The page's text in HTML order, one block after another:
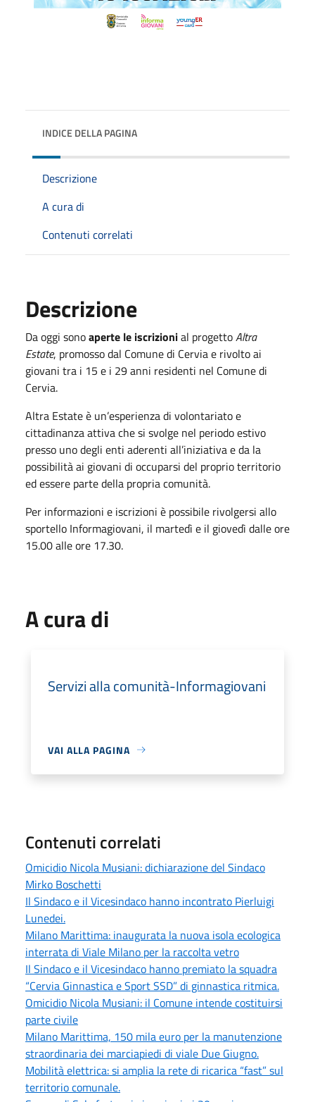
INDICE DELLA PAGINA
Descrizione
A cura di
Contenuti correlati
Descrizione
Da oggi sonoaperte le iscrizionial progettoAltra
Estate, promosso dal Comune di Cervia e rivolto ai
giovani tra i 15 e i 29 anni residenti nel Comune di
Cervia.
Altra Estate è un’esperienza di volontariato e
cittadinanza attiva che si svolge nel periodo estivo
presso uno degli enti aderenti all’iniziativa e da la
possibilità ai giovani di occuparsi del proprio territorio
ed essere parte della propria comunità.
Per informazioni e iscrizioni è possibile rivolgersi allo
sportello Informagiovani, il martedì e il giovedì dalle ore
15.00 alle ore 17.30.
A cura di
Servizi alla comunità-Informagiovani
VAI ALLA PAGINA
Contenuti correlati
Omicidio Nicola Musiani: dichiarazione del Sindaco
Mirko Boschetti
Il Sindaco e il Vicesindaco hanno incontrato Pierluigi
Lunedei.
Milano Marittima: inaugurata la nuova isola ecologica
interrata di Viale Milano per la raccolta vetro
Il Sindaco e il Vicesindaco hanno premiato la squadra
“Cervia Ginnastica e Sport SSD” di ginnastica ritmica.
Omicidio Nicola Musiani: il Comune intende costituirsi
parte civile
Milano Marittima, 150 mila euro per la manutenzione
straordinaria dei marciapiedi di viale Due Giugno.
Mobilità elettrica: si amplia la rete di ricarica “fast” sul
territorio comunale.